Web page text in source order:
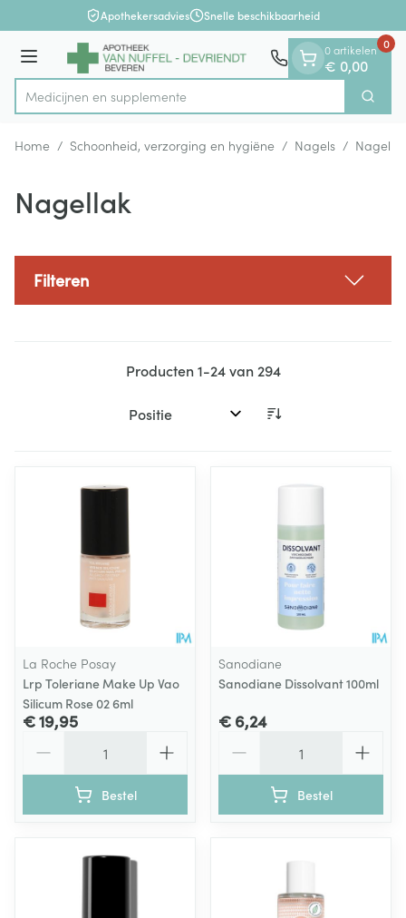
Ga naar de inhoudApothekersadvies Snelle beschikbaarheid
Menu
Product, merk, categorie...
Medicijne Zoek
0 artikelen
€ 0,00
0
Home / Schoonheid, verzorging en hygiëne / Nagels / Nagellak
Nagellak
Filteren
Producten1-24van 294
Sorteer op:
La Roche Posay
Lrp Toleriane Make Up Vao
Silicum Rose 02 6ml
€ 19,95
Bestel
Sanodiane
Sanodiane Dissolvant 100ml
€ 6,24
Bestel